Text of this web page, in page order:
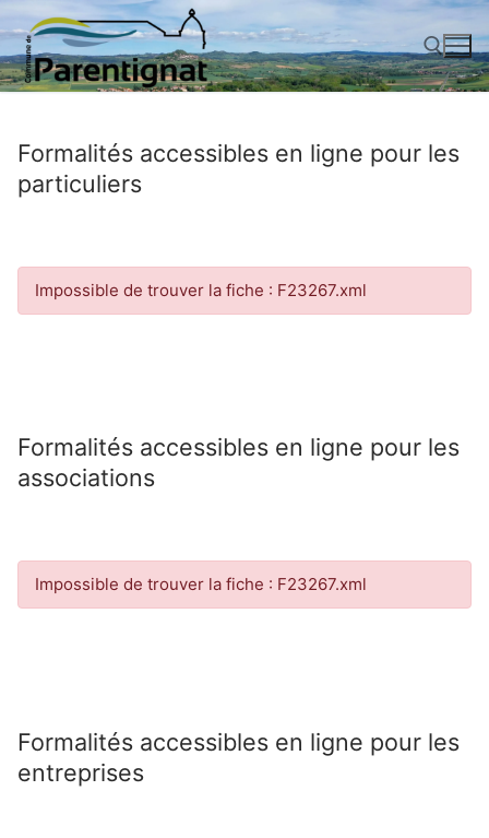
Aller
contenu
Formalités accessibles en ligne pour les
particuliers
Impossible de trouver la fiche : F23267.xml
Formalités accessibles en ligne pour les
associations
Impossible de trouver la fiche : F23267.xml
Formalités accessibles en ligne pour les
entreprises